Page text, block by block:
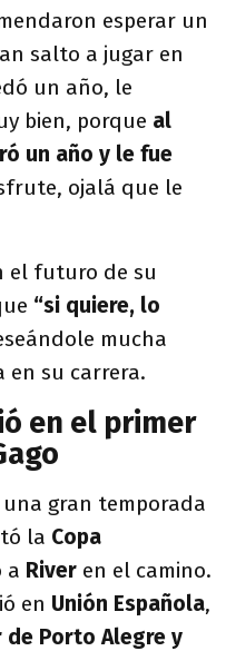
esperar un
salto a jugar en
un año, le
bien, porque al
un año y le fue
ojalá que le
el futuro de su
“si quiere, lo
mucha
en su carrera.
en el primer
gran temporada
la Copa
a River en el camino.
en Unión Española,
de Porto Alegre y